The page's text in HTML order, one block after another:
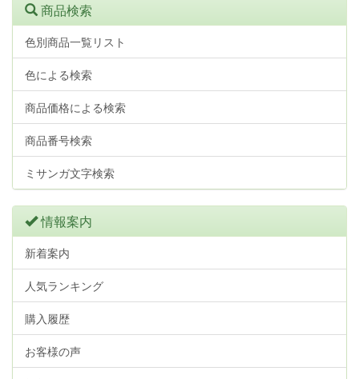
商品検索
色別商品一覧リスト
色による検索
商品価格による検索
商品番号検索
ミサンガ文字検索
情報案内
新着案内
人気ランキング
購入履歴
お客様の声